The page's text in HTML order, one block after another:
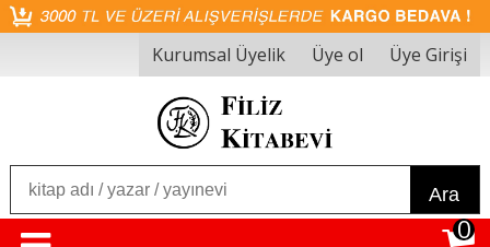
Kurumsal Üyelik Üye ol Üye Girişi
Ara
0